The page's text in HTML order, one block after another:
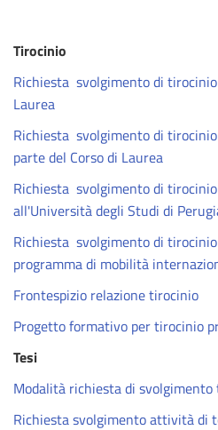
Tirocinio
Richiesta svolgimento di
Laurea
Richiesta svolgimento di
parte del Corso di Laurea
Richiesta svolgimento di
all'Università degli Studi di
Richiesta svolgimento di
programma di mobilità
Frontespizio relazione tirocinio
Progetto formativo per tirocinio
Tesi
Modalità richiesta di svolgimento
Richiesta svolgimento attività di